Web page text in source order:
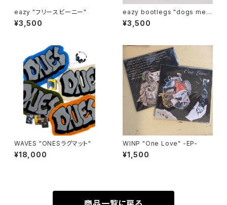
eazy "フリースビーニー"
¥3,500
eazy bootlegs "dogs mes
h cap"
¥3,500
WAVES "ONESラグマット"
¥18,000
WINP "One Love" -EP-
¥1,500